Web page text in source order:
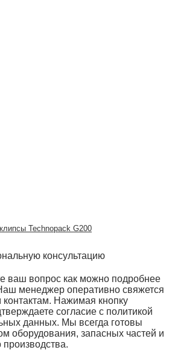
Technopack G200
консультацию
ваш вопрос как можно подробнее
менеджер оперативно свяжется
Нажимая кнопку
согласие с политикой
данных. Мы всегда готовы
оборудования, запасных частей и